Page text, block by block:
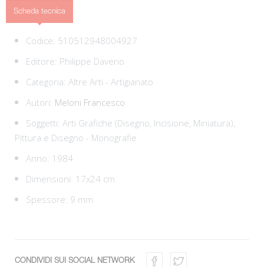
Scheda tecnica
Codice: 510512948004927
Editore: Philippe Daverio
Categoria: Altre Arti - Artigianato
Autori: Meloni Francesco
Soggetti: Arti Grafiche (Disegno, Incisione, Miniatura),
Pittura e Disegno - Monografie
Anno: 1984
Dimensioni: 17x24 cm
Spessore: 9 mm
CONDIVIDI SUI SOCIAL NETWORK